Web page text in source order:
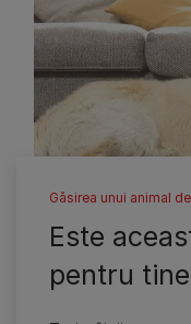
Găsirea unui animal
Este
pentru